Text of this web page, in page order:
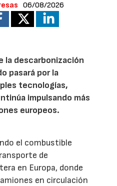
06/08/2026
la descarbonización
pasará por la
tecnologías,
impulsando más
europeos.
el combustible
de
en Europa, donde
en circulación